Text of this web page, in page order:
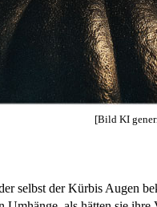
[Bild KI
selbst der Kürbis Augen